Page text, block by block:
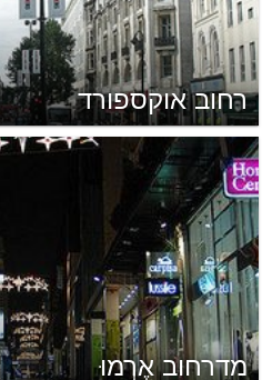
רחוב אוקספורד
מדרחוב אֶרְמוּ